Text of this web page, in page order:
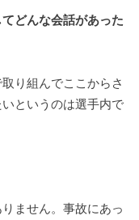
どんな会話があった
り組んでここからさ
というのは選手内で
ません。事故にあっ